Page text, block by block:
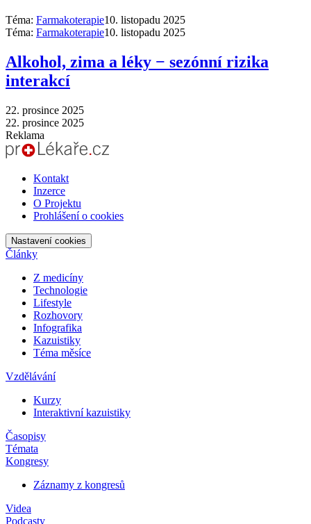
Téma: Farmakoterapie10. listopadu 2025
Téma: Farmakoterapie10. listopadu 2025
Alkohol, zima a léky −⁠ sezónní rizika
interakcí
22. prosince 2025
22. prosince 2025
Reklama
Kontakt
Inzerce
O Projektu
Prohlášení o cookies
Nastavení cookies
Články
Z medicíny
Technologie
Lifestyle
Rozhovory
Infografika
Kazuistiky
Téma měsíce
Vzdělávání
Kurzy
Interaktivní kazuistiky
Časopisy
Témata
Kongresy
Záznamy z kongresů
Videa
Podcasty